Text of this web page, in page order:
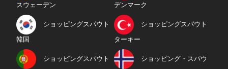
スウェーデン デンマーク
ショッピングスパウト
韓国
ショッピングスパウト
ターキー
ショッピングスパウト ショッピング・スパウ